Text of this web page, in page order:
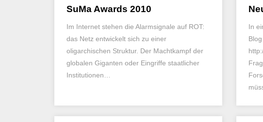
SuMa Awards 2010
Im Internet stehen die Alarmsignale auf ROT:
das Netz entwickelt sich zu einer
oligarchischen Struktur. Der Machtkampf der
globalen Giganten oder Eingriffe staatlicher
Institutionen…
In